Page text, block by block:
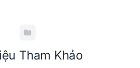
Tham Khảo